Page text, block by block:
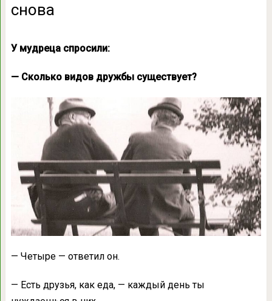
снова
У мудреца спросили:
— Сколько видов дружбы существует?
— Четыре — ответил он.
— Есть друзья, как еда, — каждый день ты